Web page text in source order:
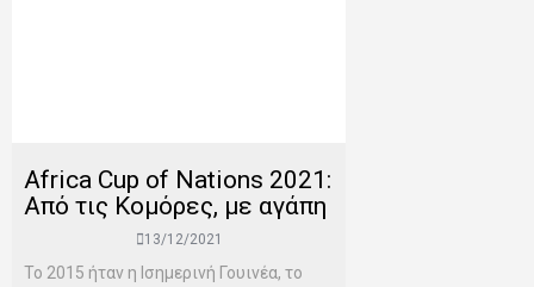
Africa Cup of Nations 2021:
Από τις Κομόρες, με αγάπη
13/12/2021
To 2015 ήταν η Ισημερινή Γουινέα, το